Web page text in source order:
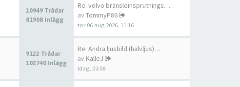
10949 Trådar
81908 Inlägg
Re: volvo bränsleinsprutnings…
av TommyP86
tor 06 aug 2026, 11:16
9122 Trådar
102740 Inlägg
Re: Ändra ljusbild (halvljus)…
av KalleJ
Idag, 02:08